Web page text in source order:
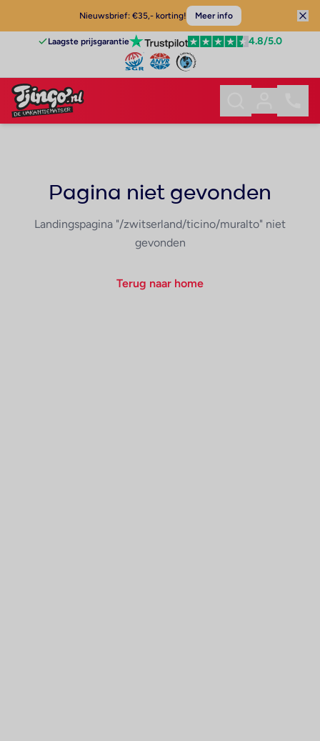
Nieuwsbrief: €35,- korting! Meer info
Laagste prijsgarantie 4.8/5.0
Pagina niet gevonden
Landingspagina "/zwitserland/ticino/muralto" niet
gevonden
Terug naar home